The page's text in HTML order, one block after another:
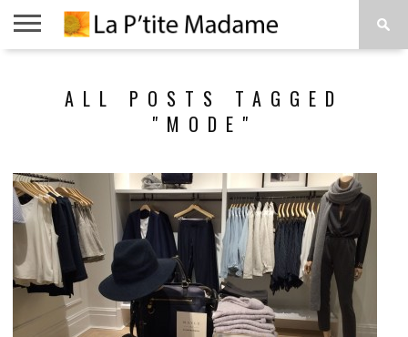
VIVRE
PROPOSALL POSTS TAGGED
"MODE"